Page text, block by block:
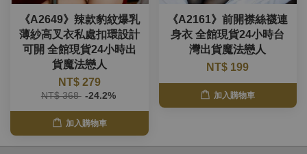
《A2649》辣款豹紋爆乳
薄紗高叉衣私處扣環設計
可開 全館現貨24小時出
貨魔法戀人
NT$ 279
NT$ 368 -24.2%
加入購物車
《A2161》前開襟絲襪連
身衣 全館現貨24小時台
灣出貨魔法戀人
NT$ 199
加入購物車